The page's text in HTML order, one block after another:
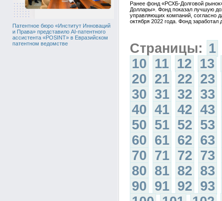
Патентное бюро «Институт Инноваций
и Права» представило AI-патентного
ассистента «POSINT» в Евразийском
патентном ведомстве
Ранее фонд «РСХБ-Долговой
Доллары». Фонд показал лучшую
управляющих компаний, согласно
октября 2022 года. Фонд
Страницы: 1
10 11 12 13
20 21 22 23
30 31 32 33
40 41 42 43
50 51 52 53
60 61 62 63
70 71 72 73
80 81 82 83
90 91 92 93